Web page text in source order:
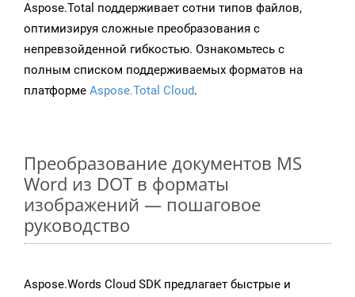
Aspose.Total поддерживает сотни типов файлов,
оптимизируя сложные преобразования с
непревзойденной гибкостью. Ознакомьтесь с
полным списком поддерживаемых форматов на
платформе Aspose.Total Cloud.
Преобразование документов MS
Word из DOT в форматы
изображений — пошаговое
руководство
Aspose.Words Cloud SDK предлагает быстрые и